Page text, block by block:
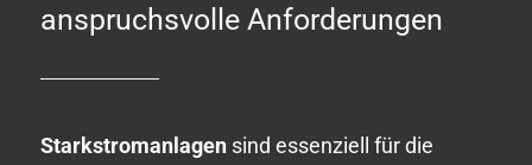
anspruchsvolle Anforderungen
Starkstromanlagensind essenziell für die